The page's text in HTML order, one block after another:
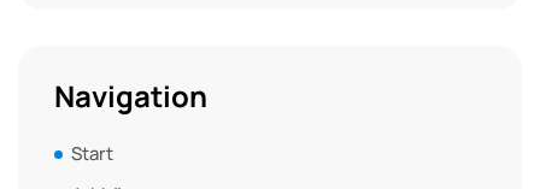
Navigation
Start